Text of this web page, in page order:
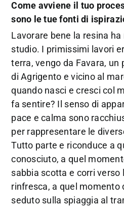
Come avviene il tuo
sono le tue fonti di
Lavorare bene la resina
studio. I primissimi lavori
terra, vengo da Favara, un
di Agrigento e vicino al
quando nasci e cresci col
fa sentire? Il senso di
pace e calma sono
per rappresentare le
Tutto parte e riconduce a
conosciuto, a quel
sabbia scotta e corri verso
rinfresca, a quel momento
seduto sulla spiaggia al